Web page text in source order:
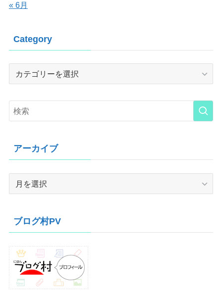
« 6月
Category
Category
アーカイブ
ブ
ブログ村PV